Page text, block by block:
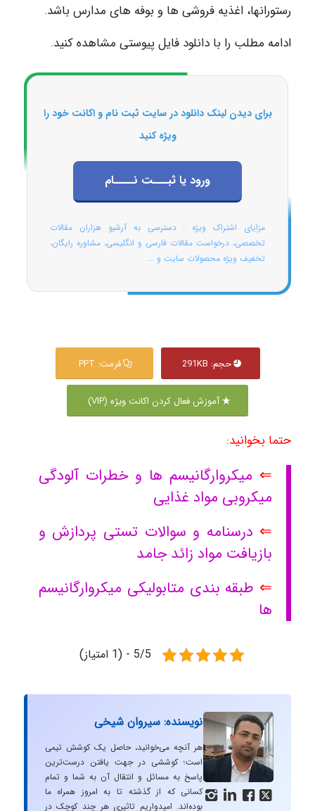
رستورانها، اغذیه فروشی‌ ها و بوفه‌ های مدارس باشد.
ادامه مطلب را با دانلود فایل پیوستی مشاهده کنید.
برای دیدن لینک دانلود در سایت ثبت نام و اکانت خود را
ویژه کنید
ورود یا ثبـــت نــــام
مزایای اشتراک ویژه : دسترسی به آرشیو هزاران مقالات
تخصصی، درخواست مقالات فارسی و انگلیسی، مشاوره رایگان،
تخفیف ویژه محصولات سایت و ...
حجم: 291KB فرمت: PPT
آموزش فعال کردن اکانت ویژه (VIP)
حتما بخوانید:
⇐ میکروارگانیسم ها و خطرات آلودگی
میکروبی مواد غذایی
⇐ درسنامه و سوالات تستی پردازش و
بازیافت مواد زائد جامد
⇐ طبقه بندی متابولیکی میکروارگانیسم
ها
5/5 - (1 امتیاز)
   
نویسنده: سیروان شیخی
هر آنچه می‌خوانید، حاصل یک کوشش تیمی
است؛ کوششی در جهت یافتن درست‌ترین
پاسخ به مسائل و انتقال آن به شما و تمام
کسانی که از گذشته تا به امروز همراه ما
بوده‌اند. امیدواریم تاثیری هر چند کوچک در